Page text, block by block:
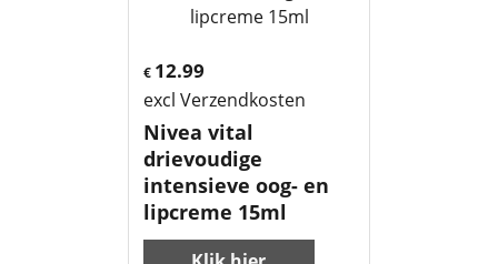
€ 12.99
excl Verzendkosten
Nivea vital
drievoudige
intensieve oog- en
lipcreme 15ml